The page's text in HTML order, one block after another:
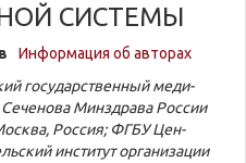
СИСТЕМЫ
Информация об авторах
го­су­дар­ствен­ный ме­ди­
Мин­здра­ва Рос­сии
Рос­сия; ФГБУ Цен­
инсти­тут ор­га­ни­за­ции